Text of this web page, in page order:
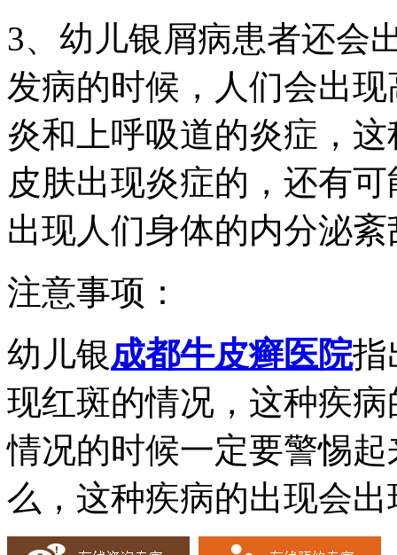
3、幼儿银屑病患者还会
发病的时候，人们会出
炎和上呼吸道的炎症，
皮肤出现炎症的，还有
出现人们身体的内分泌紊
注意事项：
幼儿银成都牛皮癣医院指
现红斑的情况，这种疾
情况的时候一定要警惕
么，这种疾病的出现会